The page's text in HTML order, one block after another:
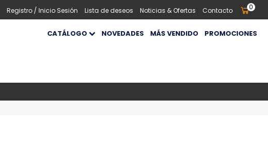
Registro / Inicio Sesión Lista de deseos Noticias & Ofertas Contacto 0
CATÁLOGO NOVEDADES MÁS VENDIDO PROMOCIONES